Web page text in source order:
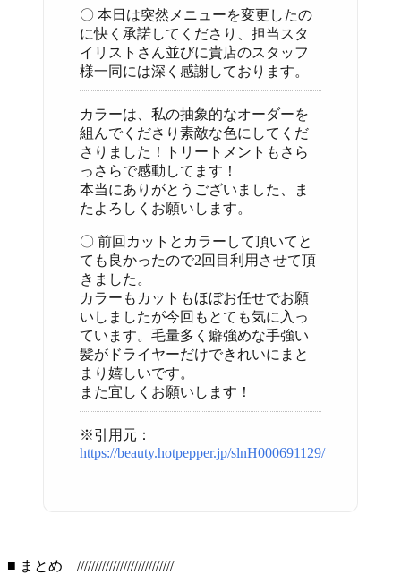
〇 本日は突然メニューを変更したの
に快く承諾してくださり、担当スタ
イリストさん並びに貴店のスタッフ
様一同には深く感謝しております。
カラーは、私の抽象的なオーダーを
組んでくださり素敵な色にしてくだ
さりました！トリートメントもさら
っさらで感動してます！
本当にありがとうございました、ま
たよろしくお願いします。
〇 前回カットとカラーして頂いてと
ても良かったので2回目利用させて頂
きました。
カラーもカットもほぼお任せでお願
いしましたが今回もとても気に入っ
ています。毛量多く癖強めな手強い
髪がドライヤーだけできれいにまと
まり嬉しいです。
また宜しくお願いします！
※引用元：
https://beauty.hotpepper.jp/slnH000691129/
■ まとめ ///////////////////////////